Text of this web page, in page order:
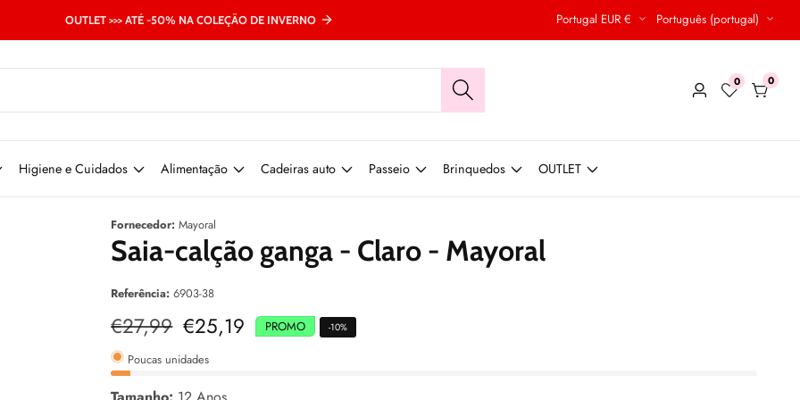
OUTLET >>> ATÉ -50% NA COLEÇÃO DE INVERNO Portugal EUR € Português (portugal)
Conecte-
0 00
Higiene e Cuidados Alimentação Cadeiras auto Passeio Brinquedos
OUTLET
Fornecedor: Mayoral
Saia-calção ganga - Claro - Mayoral
Referência: 6903-38
Preço
normal
€27,99 Preço
de
venda
€25,19 PROMO -10%
Poucas unidades